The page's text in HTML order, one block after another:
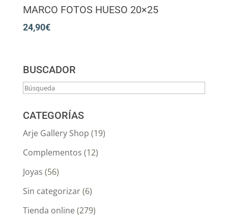
MARCO FOTOS HUESO 20×25
24,90€
BUSCADOR
CATEGORÍAS
Arje Gallery Shop (19)
Complementos (12)
Joyas (56)
Sin categorizar(6)
Tienda online(279)